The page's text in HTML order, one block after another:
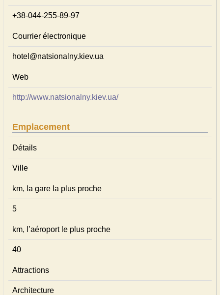
+38-044-255-89-97
Courrier électronique
hotel@natsionalny.kiev.ua
Web
http://www.natsionalny.kiev.ua/
Emplacement
Détails
Ville
km, la gare la plus proche
5
km, l’aéroport le plus proche
40
Attractions
Architecture